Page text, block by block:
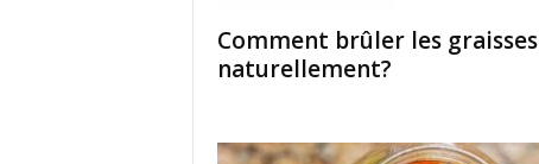
Comment brûler les graisses
naturellement?